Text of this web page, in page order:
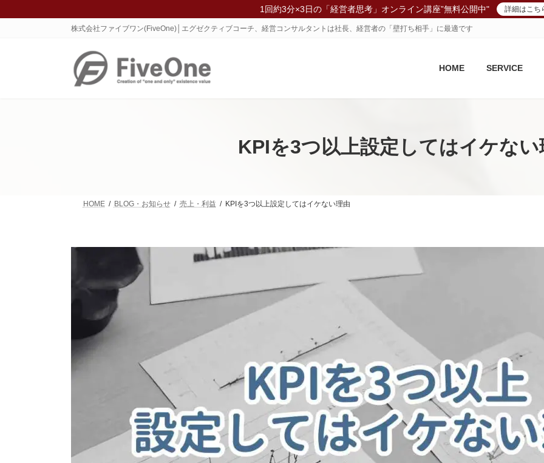
ン
ビ
1回約3分×3日の「経営者思考」オンライン講座”無料公開中" 詳細はこち
株式会社ファイブワン(FiveOne)│エグゼクティブコーチ、経営コンサルタントは社長、経営者の「壁打ち相手」に最適です
HOME SERVICE
KPIを3つ以上設定してはイケない
HOME BLOG・お知らせ 売上・利益 KPIを3つ以上設定してはイケない理由